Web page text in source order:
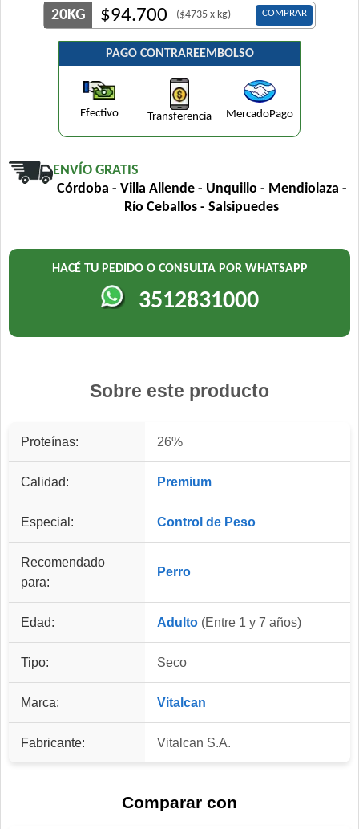
20KG $94.700 ($4735 x kg) COMPRAR
PAGO CONTRAREEMBOLSO
Efectivo Transferencia MercadoPago
ENVÍO GRATIS
Córdoba - Villa Allende - Unquillo - Mendiolaza -
Río Ceballos - Salsipuedes
HACÉ TU PEDIDO O CONSULTA POR WHATSAPP
3512831000
Sobre este producto
Proteínas: 26%
Calidad: Premium
Especial: Control de Peso
Recomendado
para:
Perro
Edad: Adulto (Entre 1 y 7 años)
Tipo: Seco
Marca: Vitalcan
Fabricante: Vitalcan S.A.
Comparar con